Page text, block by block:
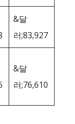
&달
러;83,927
&달
러;76,610